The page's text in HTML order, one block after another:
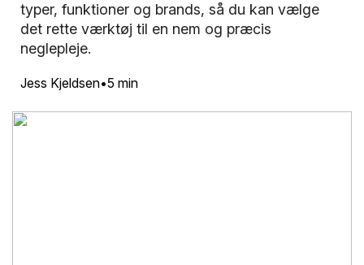
5 min
typer, funktioner og brands, så du kan vælge
det rette værktøj til en nem og præcis
neglepleje.
Jess Kjeldsen